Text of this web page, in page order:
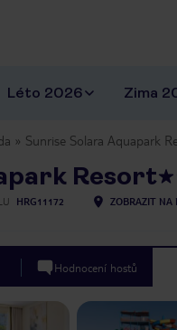
Léto 2026 Zima
Sunrise Solara Aquapark
Resort
HRG11172 ZOBRAZIT NA
Hodnocení hostů